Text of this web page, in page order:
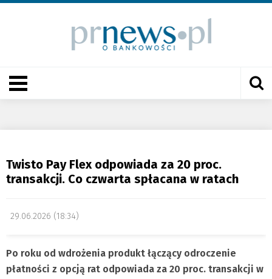
Twisto Pay Flex odpowiada za 20 proc.
transakcji. Co czwarta spłacana w ratach
29.06.2026 (18:34)
Po roku od wdrożenia produkt łączący odroczenie
płatności z opcją rat odpowiada za 20 proc. transakcji w